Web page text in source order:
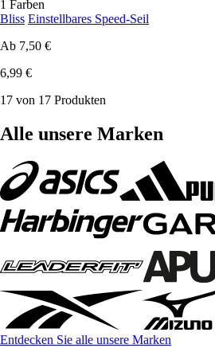
1 Farben
Bliss Einstellbares Speed-Seil
Ab 7,50 €
6,99 €
17 von 17 Produkten
Alle unsere Marken
Entdecken Sie alle unsere Marken